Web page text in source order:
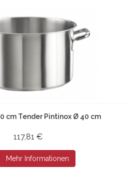
cm Tender Pintinox Ø 40 cm
117,81 €
Mehr Informationen